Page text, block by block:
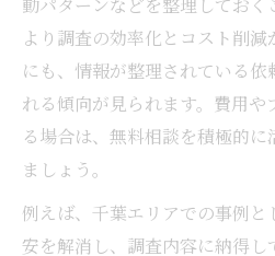
法的手続きを見据え
浮気調査後の弁護士
浮気調査の割合や依頼傾向
最新統計で明らかに
浮気調査はどんなケ
動パターンなどを整理しておく
より調査の効率化とコスト削
にも、情報が整理されている
れる傾向が見られます。費用や
る場合は、無料相談を積極的
ましょう。
例えば、千葉エリアでの事例
安を解消し、調査内容に納得し